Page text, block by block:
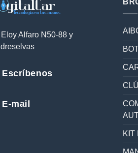
Alfaro N50-88 y
Escríbenos
E-mail
KIT